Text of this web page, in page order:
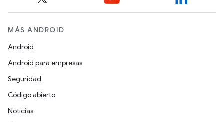
MÁS ANDROID
Android
Android para empresas
Seguridad
Código abierto
Noticias